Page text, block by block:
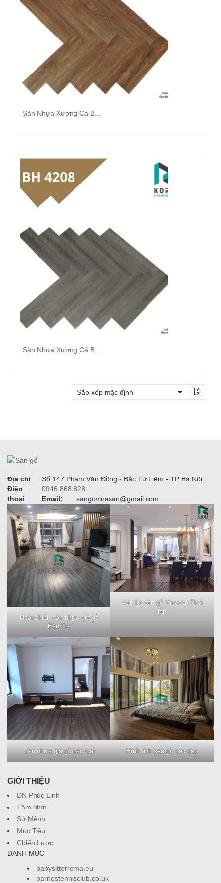
Sàn Nhựa Xương Cá B...
Sàn Nhựa Xương Cá B...
Địa chỉ
Số 147 Phạm Văn Đồng - Bắc Từ Liêm - TP Hà Nội
Điện
thoại
0946.868.828
Email:
sangovinasan@gmail.com
Hoàn thiện sàn nhựa giả gỗ
Bến Tre
Ván lót sàn gỗ Vinasan Thái
lan
Sàn nhựa giả gỗ Lào Cai Hình ảnh sàn gỗ cao cấp
GIỚI THIỆU
DN Phúc Linh
Tầm nhìn
Sứ Mệnh
Mục Tiêu
Chiến Lược
DANH MỤC
babysitterroma.eu
barnestennisclub.co.uk